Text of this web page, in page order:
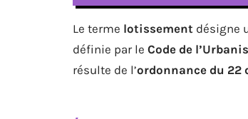
Le terme lotissement désigne
définie par le Code de
résulte de l’ordonnance du 22